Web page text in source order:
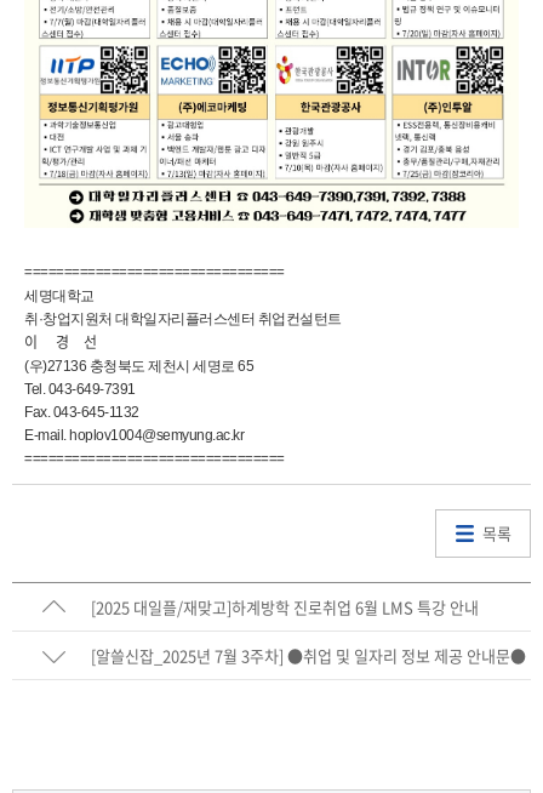
=================================
세명대학교
취·창업지원처 대학일자리플러스센터 취업컨설턴트
이 경 선
(우)27136 충청북도 제천시 세명로 65
Tel. 043-649-7391
Fax. 043-645-1132
E-mail. hoplov1004@semyung.ac.kr
=================================
목록
[2025 대일플/재맞고]하계방학 진로취업 6월 LMS 특강 안내
[알쓸신잡_2025년 7월 3주차] ●취업 및 일자리 정보 제공 안내문●